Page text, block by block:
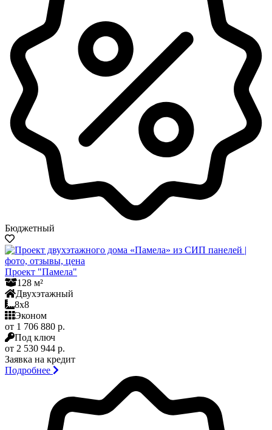
Бюджетный
Проект "Памела"
128 м²
Двухэтажный
8x8
Эконом
от 1 706 880 р.
Под ключ
от 2 530 944 р.
Заявка на кредит
Подробнее